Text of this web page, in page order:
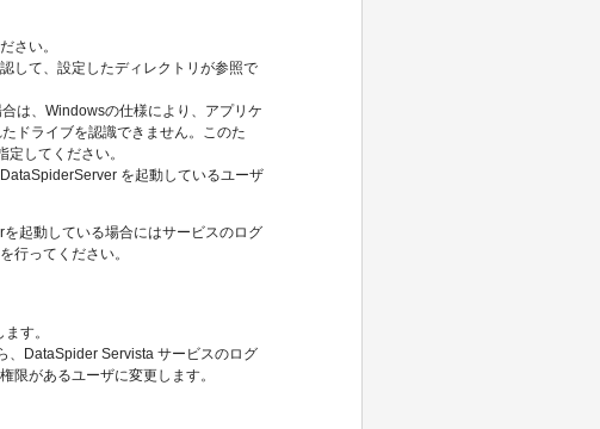
さい。
して、設定したディレクトリが参照で
は、Windowsの仕様により、アプリケ
ドライブを認識できません。このた
してください。
を起動しているユーザ
起動している場合にはサービスのログ
行ってください。
す。
、DataSpider Servista サービスのログ
限があるユーザに変更します。